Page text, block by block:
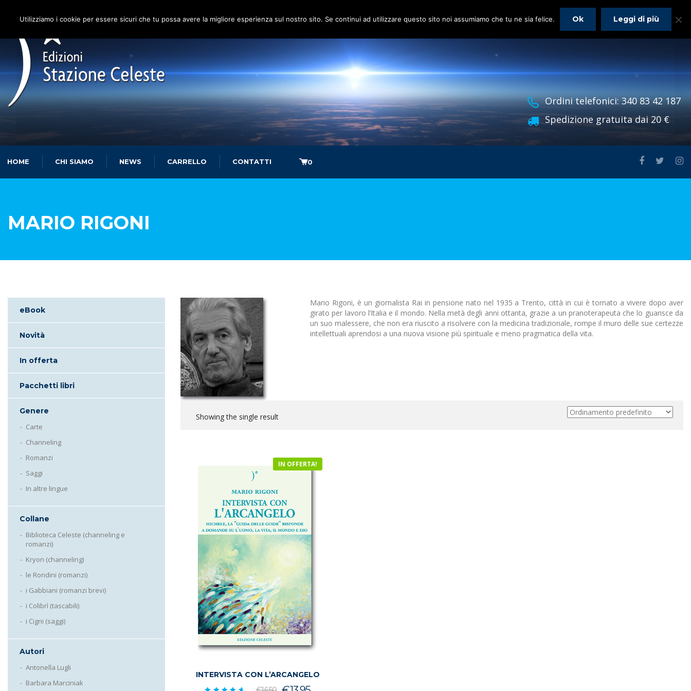
Ordini telefonici: 340 83 42 187
Spedizione gratuita dai 20 €
HOME CHI SIAMO NEWS CARRELLO CONTATTI 0
MARIO RIGONI
Mario Rigoni, è un giornalista Rai in pensione nato nel 1935 a Trento, città in cui è tornato a vivere dopo aver
girato per lavoro l’Italia e il mondo. Nella metà degli anni ottanta, grazie a un pranoterapeuta che lo guarisce da
un suo malessere, che non era riuscito a risolvere con la medicina tradizionale, rompe il muro delle sue certezze
intellettuali aprendosi a una nuova visione più spirituale e meno pragmatica della vita.
Showing the single result
IN OFFERTA!
INTERVISTA CON L’ARCANGELO
eBook
Novità
In offerta
Pacchetti libri
Genere
Carte
Channeling
Romanzi
Saggi
In altre lingue
Collane
Biblioteca Celeste (channeling e
romanzi)
Kryon (channeling)
le Rondini (romanzi)
i Gabbiani (romanzi brevi)
i Colibrì (tascabili)
i Cigni (saggi)
Autori
Antonella Lugli
Barbara Marciniak
Utilizziamo i cookie per essere sicuri che tu possa avere la migliore esperienza sul nostro sito. Se continui ad utilizzare questo sito noi assumiamo che tu ne sia felice. Ok Leggi di più